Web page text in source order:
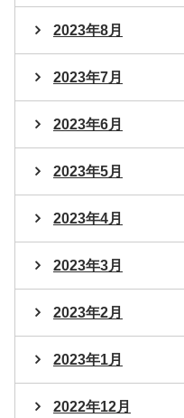
2023年8月
2023年7月
2023年6月
2023年5月
2023年4月
2023年3月
2023年2月
2023年1月
2022年12月